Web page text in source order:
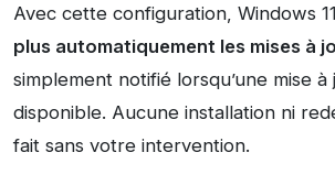
Avec cette configuration, Windows 11
plus automatiquement les mises à
simplement notifié lorsqu’une mise à
disponible. Aucune installation ni
fait sans votre intervention.